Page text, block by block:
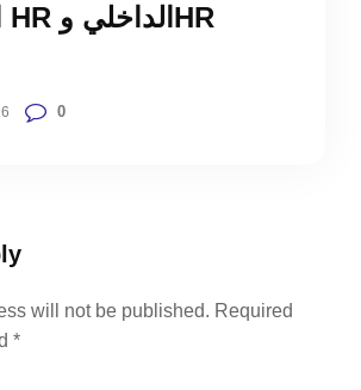
0
will not be published. Required
*